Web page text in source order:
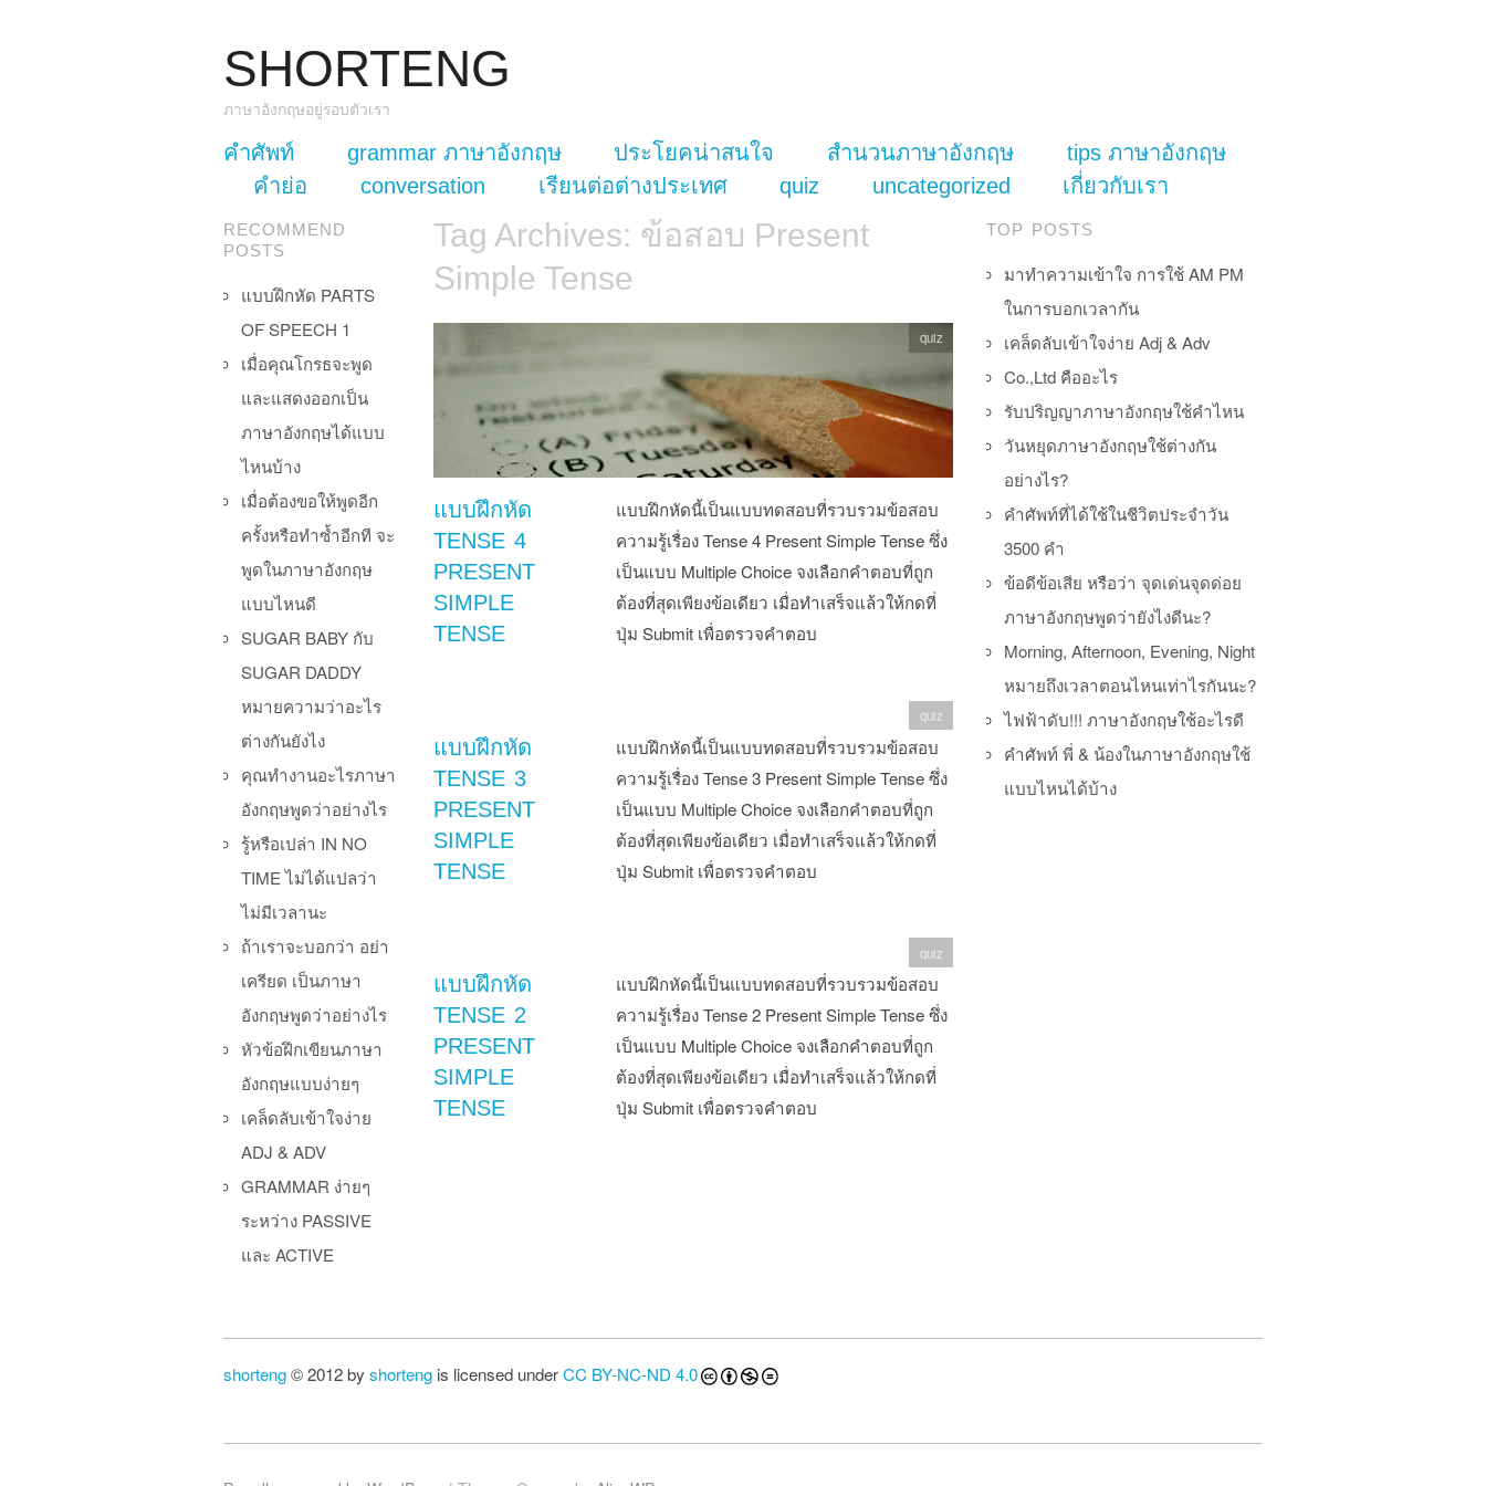
SHORTENG
ภาษาอังกฤษอยู่รอบตัวเรา
Main Menu
skip to content
คำศัพท์ grammar ภาษาอังกฤษ ประโยคน่าสนใจ สำนวนภาษาอังกฤษ
tips ภาษาอังกฤษ
คำย่อ
conversation เรียนต่อต่างประเทศ quiz uncategorized เกี่ยวกับเรา
Tag Archives: ข้อสอบ Present
Simple Tense
แบบฝึกหัด
TENSE 4
PRESENT
SIMPLE
TENSE
แบบฝึกหัดนี้เป็นแบบทดสอบที่รวบรวมข้อสอบ
ความรู้เรื่อง Tense 4 Present Simple Tense ซึ่ง
เป็นแบบ Multiple Choice จงเลือกคำตอบที่ถูก
ต้องที่สุดเพียงข้อเดียว เมื่อทำเสร็จแล้วให้กดที่
ปุ่ม Submit เพื่อตรวจคำตอบ
quiz
แบบฝึกหัด
TENSE 3
PRESENT
SIMPLE
TENSE
แบบฝึกหัดนี้เป็นแบบทดสอบที่รวบรวมข้อสอบ
ความรู้เรื่อง Tense 3 Present Simple Tense ซึ่ง
เป็นแบบ Multiple Choice จงเลือกคำตอบที่ถูก
ต้องที่สุดเพียงข้อเดียว เมื่อทำเสร็จแล้วให้กดที่
ปุ่ม Submit เพื่อตรวจคำตอบ
quiz
แบบฝึกหัด
TENSE 2
PRESENT
SIMPLE
TENSE
แบบฝึกหัดนี้เป็นแบบทดสอบที่รวบรวมข้อสอบ
ความรู้เรื่อง Tense 2 Present Simple Tense ซึ่ง
เป็นแบบ Multiple Choice จงเลือกคำตอบที่ถูก
ต้องที่สุดเพียงข้อเดียว เมื่อทำเสร็จแล้วให้กดที่
ปุ่ม Submit เพื่อตรวจคำตอบ
quiz
RECOMMEND
POSTS
แบบฝึกหัด PARTS
OF SPEECH 1
เมื่อคุณโกรธจะพูด
และแสดงออกเป็น
ภาษาอังกฤษได้แบบ
ไหนบ้าง
เมื่อต้องขอให้พูดอีก
ครั้งหรือทำซ้ำอีกที จะ
พูดในภาษาอังกฤษ
แบบไหนดี
SUGAR BABY กับ
SUGAR DADDY
หมายความว่าอะไร
ต่างกันยังไง
คุณทำงานอะไรภาษา
อังกฤษพูดว่าอย่างไร
รู้หรือเปล่า IN NO
TIME ไม่ได้แปลว่า
ไม่มีเวลานะ
ถ้าเราจะบอกว่า อย่า
เครียด เป็นภาษา
อังกฤษพูดว่าอย่างไร
หัวข้อฝึกเขียนภาษา
อังกฤษแบบง่ายๆ
เคล็ดลับเข้าใจง่าย
ADJ & ADV
GRAMMAR ง่ายๆ
ระหว่าง PASSIVE
และ ACTIVE
TOP POSTS
มาทำความเข้าใจ การใช้ AM PM
ในการบอกเวลากัน
เคล็ดลับเข้าใจง่าย Adj & Adv
Co.,Ltd คืออะไร
รับปริญญาภาษาอังกฤษใช้คำไหน
วันหยุดภาษาอังกฤษใช้ต่างกัน
อย่างไร?
คำศัพท์ที่ได้ใช้ในชีวิตประจำวัน
3500 คำ
ข้อดีข้อเสีย หรือว่า จุดเด่นจุดด่อย
ภาษาอังกฤษพูดว่ายังไงดีนะ?
Morning, Afternoon, Evening, Night
หมายถึงเวลาตอนไหนเท่าไรกันนะ?
ไฟฟ้าดับ!!! ภาษาอังกฤษใช้อะไรดี
คำศัพท์ พี่ & น้องในภาษาอังกฤษใช้
แบบไหนได้บ้าง
shorteng© 2012 by shorteng is licensed underCC BY-NC-ND 4.0